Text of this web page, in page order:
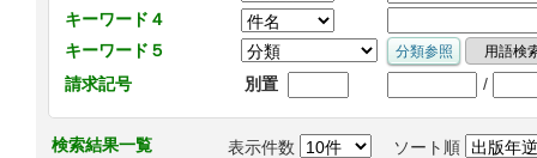
キーワード４
キーワード５
請求記号
別置 /
検索結果一覧 表示件数 ソート順